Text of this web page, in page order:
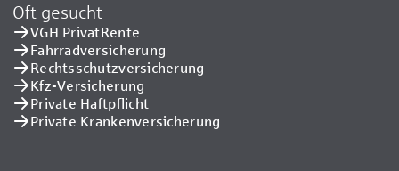
Oft gesucht
VGH PrivatRente
Fahrradversicherung
Rechtsschutzversicherung
Kfz-Versicherung
Private Haftpflicht
Private Kranken­versicherung